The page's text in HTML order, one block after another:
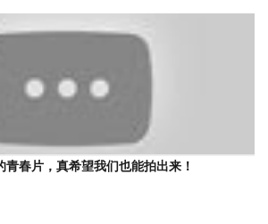
青春片，真希望我们也能拍出来！